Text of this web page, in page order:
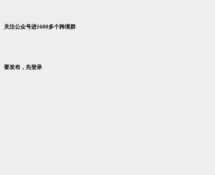
关注公众号进1600多个跨境群
要发布，先登录